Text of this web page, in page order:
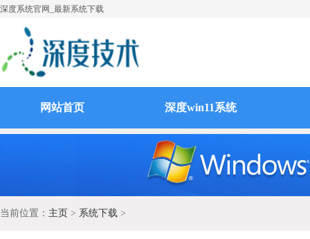
深度系统官网_最新系统下载
网站首页 深度win11系统
当前位置： 主页 > 系统下载 >